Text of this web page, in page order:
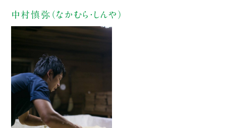
中村慎弥（なかむら・しんや）